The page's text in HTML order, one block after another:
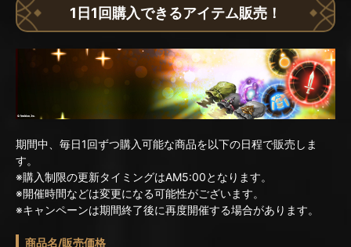
1日1回購入できるアイテム販売！
期間中、毎日1回ずつ購入可能な商品を以下の日程で販売しま
す。
※購入制限の更新タイミングはAM5:00となります。
※開催時間などは変更になる可能性がございます。
※キャンペーンは期間終了後に再度開催する場合があります。
商品名/販売価格